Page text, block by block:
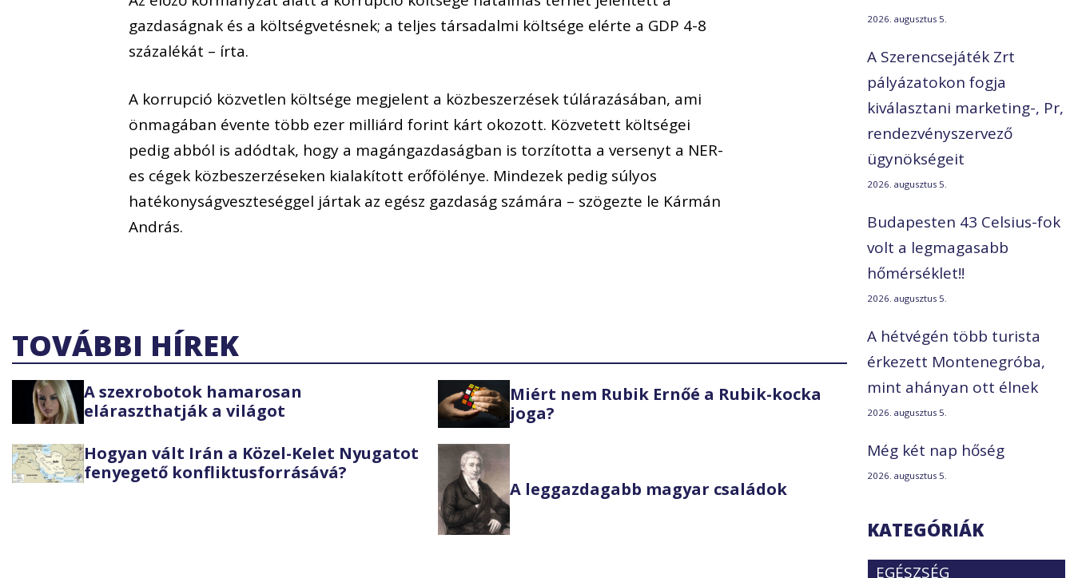
gazdaságnak és a költségvetésnek; a teljes társadalmi költsége elérte a GDP 4-8
százalékát – írta.
A korrupció közvetlen költsége megjelent a közbeszerzések túlárazásában, ami
önmagában évente több ezer milliárd forint kárt okozott. Közvetett költségei
pedig abból is adódtak, hogy a magángazdaságban is torzította a versenyt a NER-
es cégek közbeszerzéseken kialakított erőfölénye. Mindezek pedig súlyos
hatékonyságveszteséggel jártak az egész gazdaság számára – szögezte le Kármán
András.
TOVÁBBI HÍREK
A szexrobotok hamarosan
eláraszthatják a világot
Miért nem Rubik Ernőé a Rubik-kocka
joga?
Hogyan vált Irán a Közel-Kelet Nyugatot
fenyegető konfliktusforrásává?
A leggazdagabb magyar családok
2026. augusztus 5.
A Szerencsejáték Zrt
pályázatokon fogja
kiválasztani marketing-, Pr,
rendezvényszervező
ügynökségeit
2026. augusztus 5.
Budapesten 43 Celsius-fok
volt a legmagasabb
hőmérséklet!!
2026. augusztus 5.
A hétvégén több turista
érkezett Montenegróba,
mint ahányan ott élnek
2026. augusztus 5.
Még két nap hőség
2026. augusztus 5.
KATEGÓRIÁK
EGÉSZSÉG